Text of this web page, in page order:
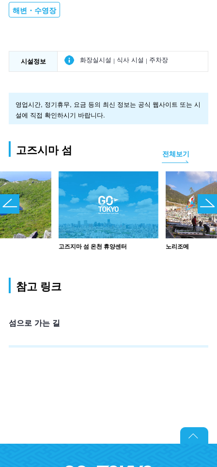
해변・수영장
시설정보 화장실시설 식사 시설 주차장
영업시간, 정기휴무, 요금 등의 최신 정보는 공식 웹사이트 또는 시
설에 직접 확인하시기 바랍니다.
고즈시마 섬 전체보기
고즈지마 섬 온천 휴양센터 노리조메
참고 링크
섬으로 가는 길